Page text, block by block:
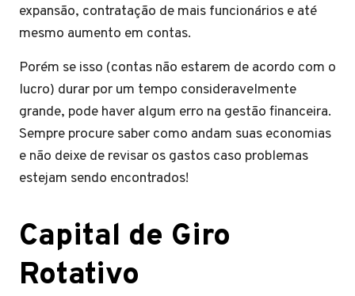
expansão, contratação de mais funcionários e até
mesmo aumento em contas.
Porém se isso (contas não estarem de acordo com o
lucro) durar por um tempo consideravelmente
grande, pode haver algum erro na gestão financeira.
Sempre procure saber como andam suas economias
e não deixe de revisar os gastos caso problemas
estejam sendo encontrados!
Capital de Giro
Rotativo